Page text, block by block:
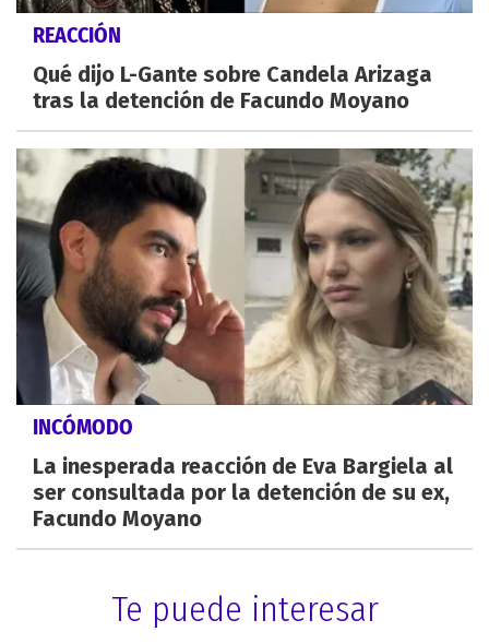
REACCIÓN
Qué dijo L-Gante sobre Candela Arizaga
tras la detención de Facundo Moyano
INCÓMODO
La inesperada reacción de Eva Bargiela al
ser consultada por la detención de su ex,
Facundo Moyano
Te puede interesar